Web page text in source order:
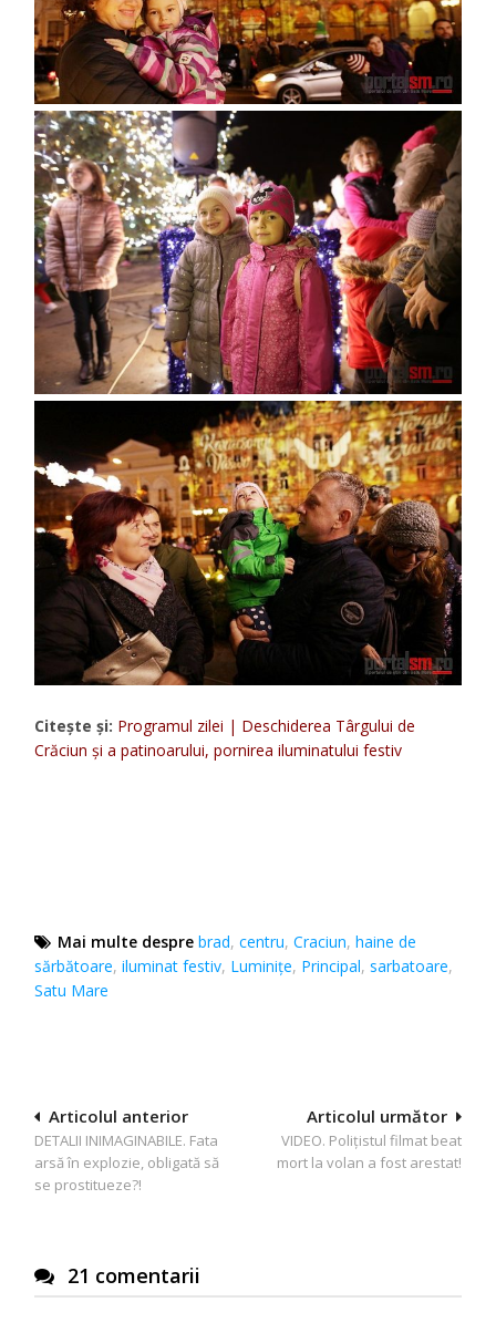
Citește și: Programul zilei | Deschiderea Târgului de
Crăciun și a patinoarului, pornirea iluminatului festiv
Mai multe despre brad,centru,Craciun,haine de
sărbătoare,iluminat festiv, Luminițe, Principal,sarbatoare,
Satu Mare
Navigare
în
articole
Articolul următor
VIDEO. Polițistul filmat beat
mort la volan a fost arestat!
Articolul anterior
DETALII INIMAGINABILE. Fata
arsă în explozie, obligată să
se prostitueze?!
21 comentarii